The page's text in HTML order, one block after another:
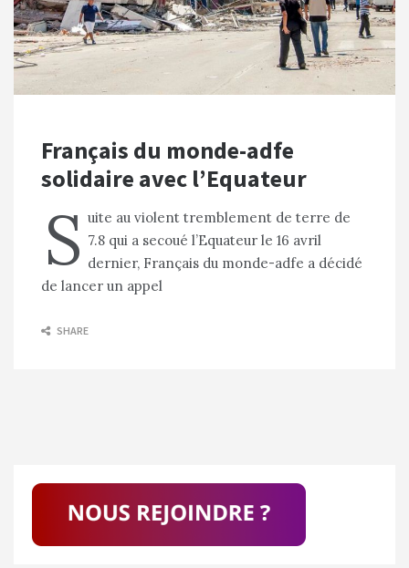
Français du monde-adfe
solidaire avec l’Equateur
S uite au violent tremblement de terre de
7.8 qui a secoué l’Equateur le 16 avril
dernier, Français du monde-adfe a décidé
de lancer un appel
SHARE